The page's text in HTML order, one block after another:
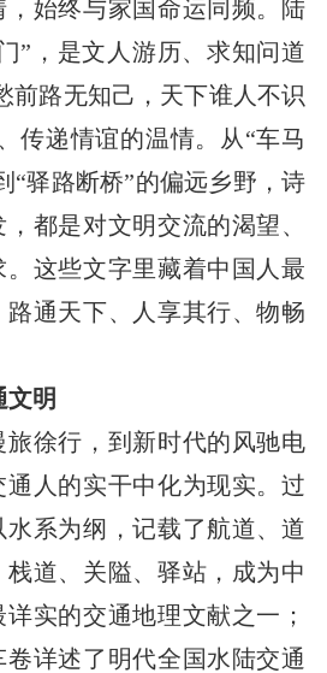
始终与家国命运同频。陆
”，是文人游历、求知问道
前路无知己，天下谁人不识
传递情谊的温情。从“车马
“驿路断桥”的偏远乡野，诗
都是对文明交流的渴望、
这些文字里藏着中国人最
路通天下、人享其行、物畅
文明
旅徐行，到新时代的风驰电
人的实干中化为现实。过
系为纲，记载了航道、道
道、关隘、驿站，成为中
实的交通地理文献之一；
卷详述了明代全国水陆交通